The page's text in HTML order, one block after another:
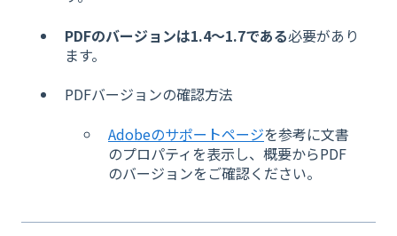
PDFのバージョンは1.4～1.7である必要があり
ます。
PDFバージョンの確認方法
Adobeのサポートページを参考に文書
のプロパティを表示し、概要からPDF
のバージョンをご確認ください。